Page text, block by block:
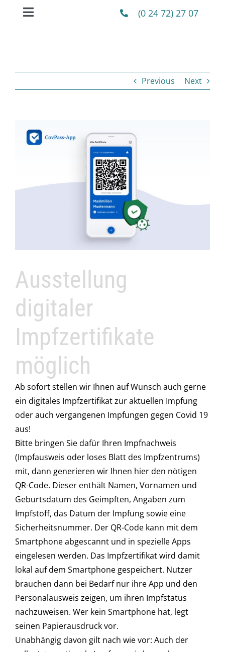
(0 24 72) 27 07
Toggle
Hausärztliche Versorgung
Praxis
Previous Next
View
Larger
Ausstellung
digitaler
Impfzertifikate
möglich
Ab sofort stellen wir Ihnen auf Wunsch auch gerne
ein digitales Impfzertifikat zur aktuellen Impfung
oder auch vergangenen Impfungen gegen Covid 19
aus!
Bitte bringen Sie dafür Ihren Impfnachweis
(Impfausweis oder loses Blatt des Impfzentrums)
mit, dann generieren wir Ihnen hier den nötigen
QR-Code. Dieser enthält Namen, Vornamen und
Geburtsdatum des Geimpften, Angaben zum
Impfstoff, das Datum der Impfung sowie eine
Sicherheitsnummer. Der QR-Code kann mit dem
Smartphone abgescannt und in spezielle Apps
eingelesen werden. Das Impfzertifikat wird damit
lokal auf dem Smartphone gespeichert. Nutzer
brauchen dann bei Bedarf nur ihre App und den
Personalausweis zeigen, um ihren Impfstatus
nachzuweisen. Wer kein Smartphone hat, legt
seinen Papierausdruck vor.
Unabhängig davon gilt nach wie vor: Auch der